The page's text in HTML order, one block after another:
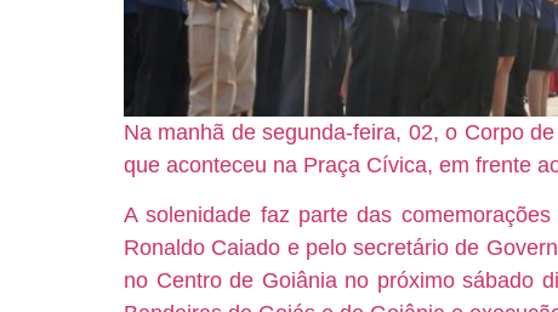
Na manhã de segunda-feira, 02, o Corpo
que aconteceu na Praça Cívica, em frente
A solenidade faz parte das
Ronaldo Caiado e pelo secretário de
no Centro de Goiânia no próximo sábado